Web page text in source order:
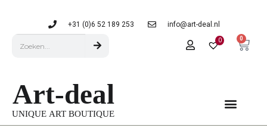
+31 (0)6 52 189 253 info@art-deal.nl
0 0